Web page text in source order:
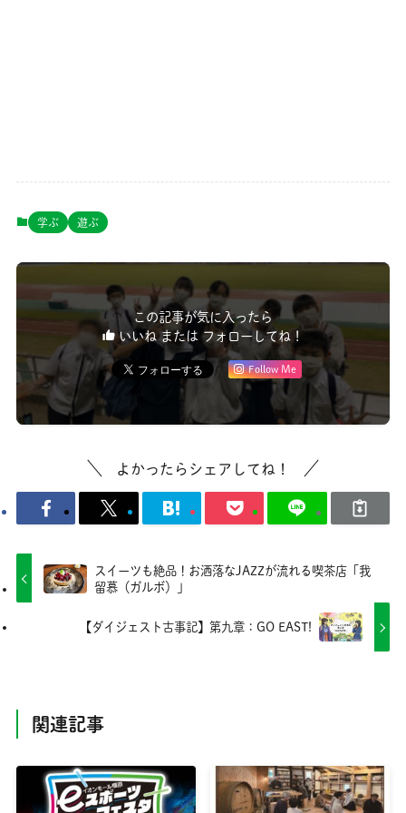
学ぶ 遊ぶ
この記事が気に入ったら
いいね または フォローしてね！
Follow Me
よかったらシェアしてね！
スイーツも絶品！お洒落なJAZZが流れる喫茶店「我
留慕（ガルボ）」
【ダイジェスト古事記】第九章：GO EAST!
関連記事